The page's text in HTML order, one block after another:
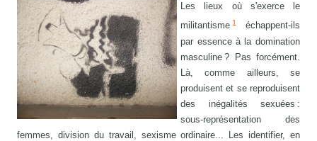
Les lieux où s'exerce le
militantisme1
échappent-ils
par essence à la domination
masculine ? Pas forcément.
Là, comme ailleurs, se
produisent et se reproduisent
des inégalités sexuées :
sous-représentation des
femmes, division du travail, sexisme ordinaire... Les identifier, en